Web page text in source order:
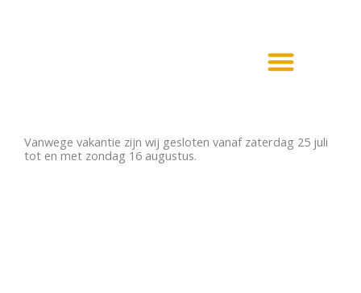
Vanwege vakantie zijn wij gesloten vanaf zaterdag 25 juli
tot en met zondag 16 augustus.